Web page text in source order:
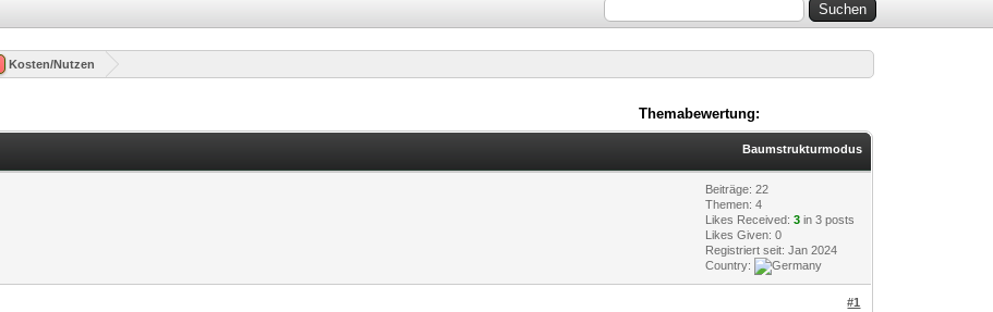
Kosten/Nutzen
Themabewertung:
Baumstrukturmodus
Beiträge: 22
Themen: 4
Likes Received:3 in 3 posts
Likes Given: 0
Registriert seit: Jan 2024
Country:
#1